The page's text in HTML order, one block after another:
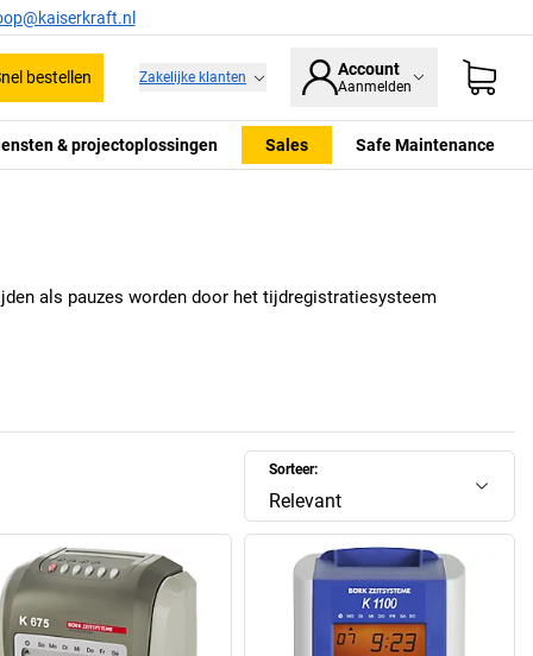
bestellen Zakelijke klanten Account
Aanmelden
& projectoplossingen Sales Safe Maintenance
als pauzes worden door het tijdregistratiesysteem
Sorteer:
Relevant